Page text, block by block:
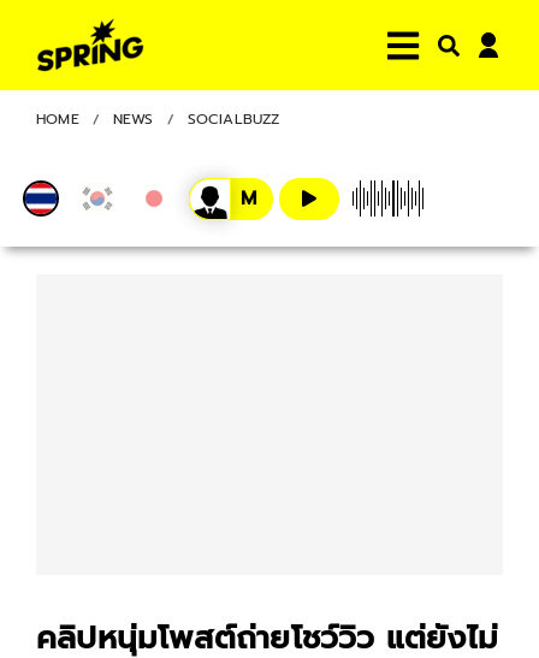
HOME NEWS SOCIALBUZZ
คลิปหนุ่มโพสต์ถ่ายโชว์วิว แต่ยังไม่